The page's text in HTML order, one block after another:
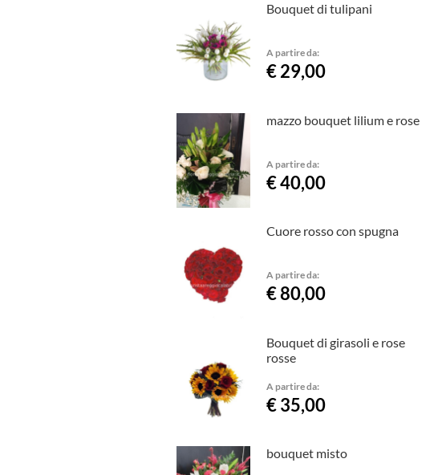
Bouquet di tulipani
A partire da:
€ 29,00
mazzo bouquet lilium e rose
A partire da:
€ 40,00
Cuore rosso con spugna
A partire da:
€ 80,00
Bouquet di girasoli e rose
rosse
A partire da:
€ 35,00
bouquet misto